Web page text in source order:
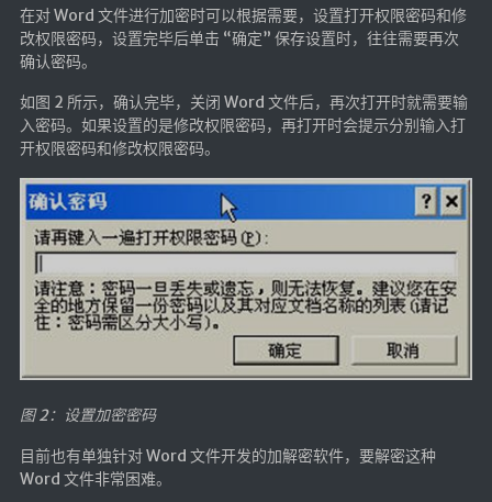
在对 Word 文件进行加密时可以根据需要，设置打开权限密码和修
改权限密码，设置完毕后单击 “确定” 保存设置时，往往需要再次
确认密码。
如图 2 所示，确认完毕，关闭 Word 文件后，再次打开时就需要输
入密码。如果设置的是修改权限密码，再打开时会提示分别输入打
开权限密码和修改权限密码。
图 2：设置加密密码
目前也有单独针对 Word 文件开发的加解密软件，要解密这种
Word 文件非常困难。
知乎付费文章
LaTeX公式编辑器
Mathlab教学
Greasemonkey学习
ffmpeg学习
VIP资源下载
全历史
发现中国
世界货币
土木类资源下载